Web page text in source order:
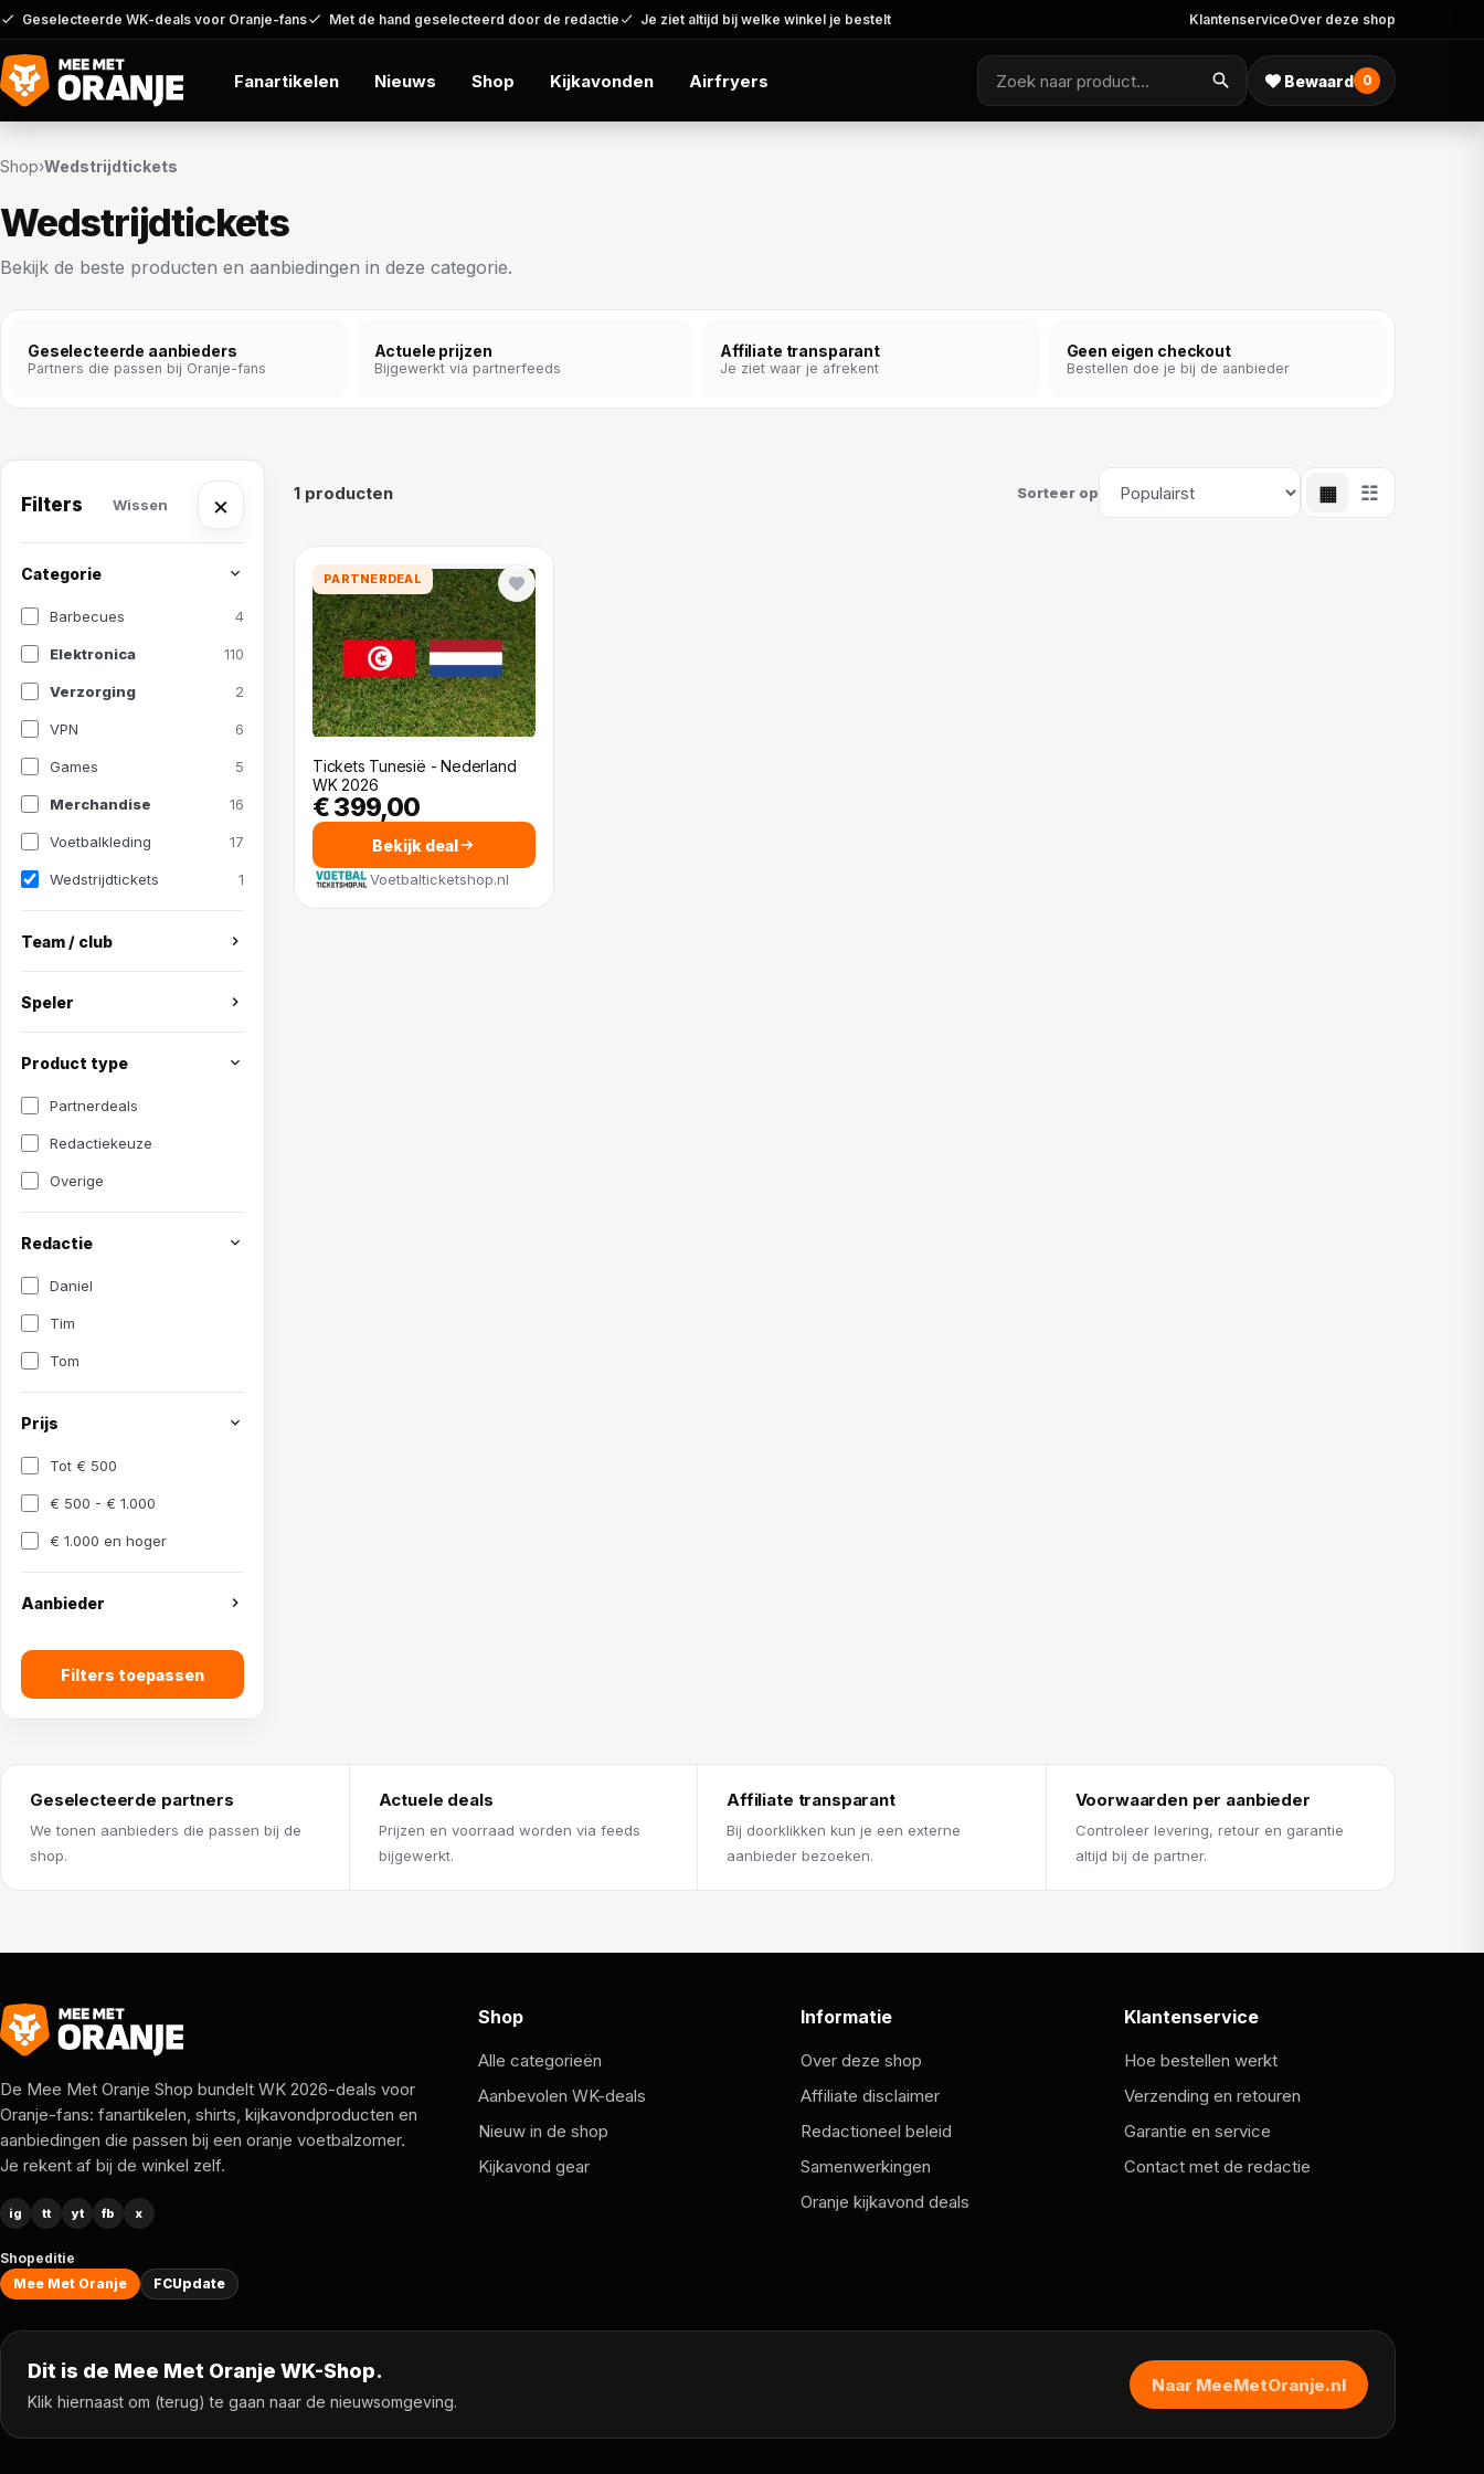
Geselecteerde WK-deals voor Oranje-fans Met de hand geselecteerd door de redactie Je ziet altijd bij welke winkel je bestelt KlantenserviceOver deze shop
Fanartikelen Nieuws Shop Kijkavonden Airfryers Bewaard 0
Shop›Wedstrijdtickets
Wedstrijdtickets
Bekijk de beste producten en aanbiedingen in deze categorie.
Geselecteerde aanbieders
Partners die passen bij Oranje-fans
Actuele prijzen
Bijgewerkt via partnerfeeds
Affiliate transparant
Je ziet waar je afrekent
Geen eigen checkout
Bestellen doe je bij de aanbieder
Filters Wissen ×
Categorie
Barbecues 4
Elektronica 110
Verzorging 2
VPN 6
Games 5
Merchandise 16
Voetbalkleding 17
Wedstrijdtickets 1
Team / club
Speler
Product type
Partnerdeals
Redactiekeuze
Overige
Redactie
Daniel
Tim
Tom
Prijs
Tot € 500
€ 500 - € 1.000
€ 1.000 en hoger
Aanbieder
Filters toepassen
1 producten Sorteer op ▦ ☷
PARTNERDEAL
Tickets Tunesië - Nederland
WK 2026
€ 399,00
Bekijk deal
Voetbalticketshop.nl
Geselecteerde partners
We tonen aanbieders die passen bij de
shop.
Actuele deals
Prijzen en voorraad worden via feeds
bijgewerkt.
Affiliate transparant
Bij doorklikken kun je een externe
aanbieder bezoeken.
Voorwaarden per aanbieder
Controleer levering, retour en garantie
altijd bij de partner.
De Mee Met Oranje Shop bundelt WK 2026-deals voor
Oranje-fans: fanartikelen, shirts, kijkavondproducten en
aanbiedingen die passen bij een oranje voetbalzomer.
Je rekent af bij de winkel zelf.
ig tt yt fb x
Shopeditie
Mee Met Oranje
FCUpdate
Shop
Alle categorieën
Aanbevolen WK-deals
Nieuw in de shop
Kijkavond gear
Informatie
Over deze shop
Affiliate disclaimer
Redactioneel beleid
Samenwerkingen
Oranje kijkavond deals
Klantenservice
Hoe bestellen werkt
Verzending en retouren
Garantie en service
Contact met de redactie
Dit is de Mee Met Oranje WK-Shop.
Klik hiernaast om (terug) te gaan naar de nieuwsomgeving.
Naar MeeMetOranje.nl